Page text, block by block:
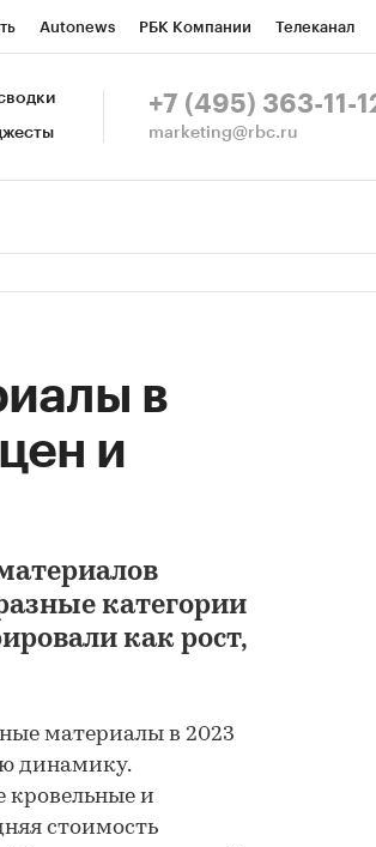
Autonews РБК Компании Телеканал
Конференции СПб Спецпроекты
+7 (495) 363-11-
marketing@rbc.ru
в
и
категории
как рост,
материалы в 2023
динамику.
кровельные и
стоимость